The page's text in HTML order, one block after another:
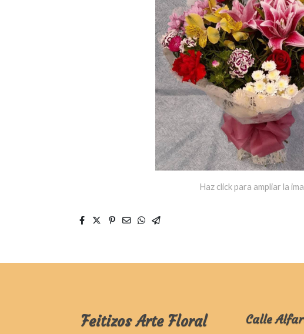
Haz click para ampliar la
Feitizos Arte Floral Calle